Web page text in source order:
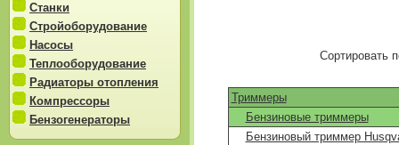
Станки
Стройоборудование
Насосы
Теплооборудование
Радиаторы отопления
Компрессоры
Бензогенераторы
Сортировать
Триммеры
Бензиновые триммеры
Бензиновый триммер